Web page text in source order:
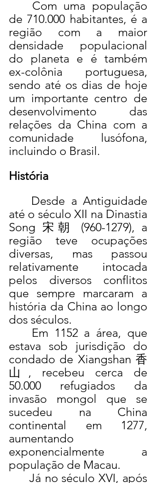
de 710.000 habitantes, é a
região com a maior
densidade populacional
do planeta e é também
ex-colônia portuguesa,
sendo até os dias de hoje
um importante centro de
desenvolvimento das
relações da China com a
comunidade lusófona,
incluindo o Brasil.
História
até o século XII na Dinastia
Song 宋朝 (960-1279), a
região teve ocupações
diversas, mas passou
relativamente intocada
pelos diversos conflitos
que sempre marcaram a
história da China ao longo
dos séculos.
estava sob jurisdição do
condado de Xiangshan 香
山, recebeu cerca de
50.000 refugiados da
invasão mongol que se
sucedeu na China
continental em 1277,
aumentando
exponencialmente a
população de Macau.